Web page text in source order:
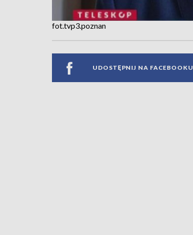
fot.tvp3.poznan
UDOSTĘPNIJ NA FACEBOOKU